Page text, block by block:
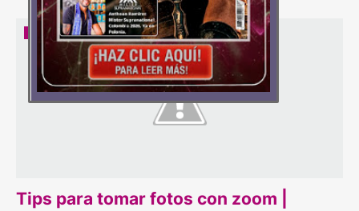
CLAVES
Tips para tomar fotos con zoom |